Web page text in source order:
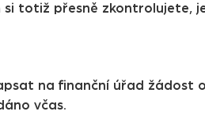
totiž přesně zkontrolujete,
na finanční úřad žádost
včas.